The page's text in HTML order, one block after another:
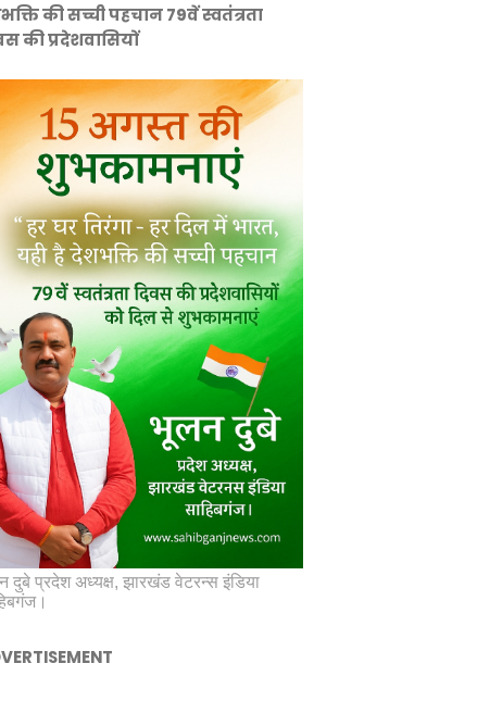
की सच्ची पहचान 79वें स्वतंत्रता
की प्रदेशवासियों
दुबे प्रदेश अध्यक्ष, झारखंड वेटरन्स इंडिया